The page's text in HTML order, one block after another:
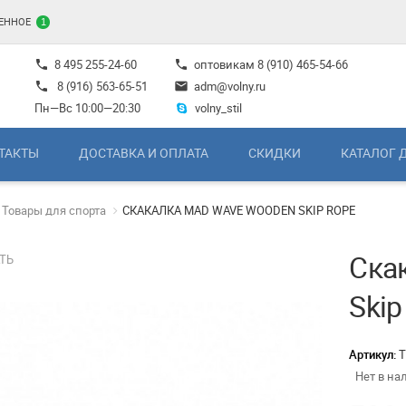
1
phone 8 495 255-24-60
phone
8 (916) 563-65-51
Пн—Вс 10:00—20:30
phone оптовикам 8 (910) 465-54-66
mail adm@volny.ru
volny_stil
ДОСТАВКА И ОПЛАТА СКИДКИ КАТАЛОГ
Товары для спорта СКАКАЛКА MAD WAVE WOODEN SKIP ROPE
Артикул:
Нет в